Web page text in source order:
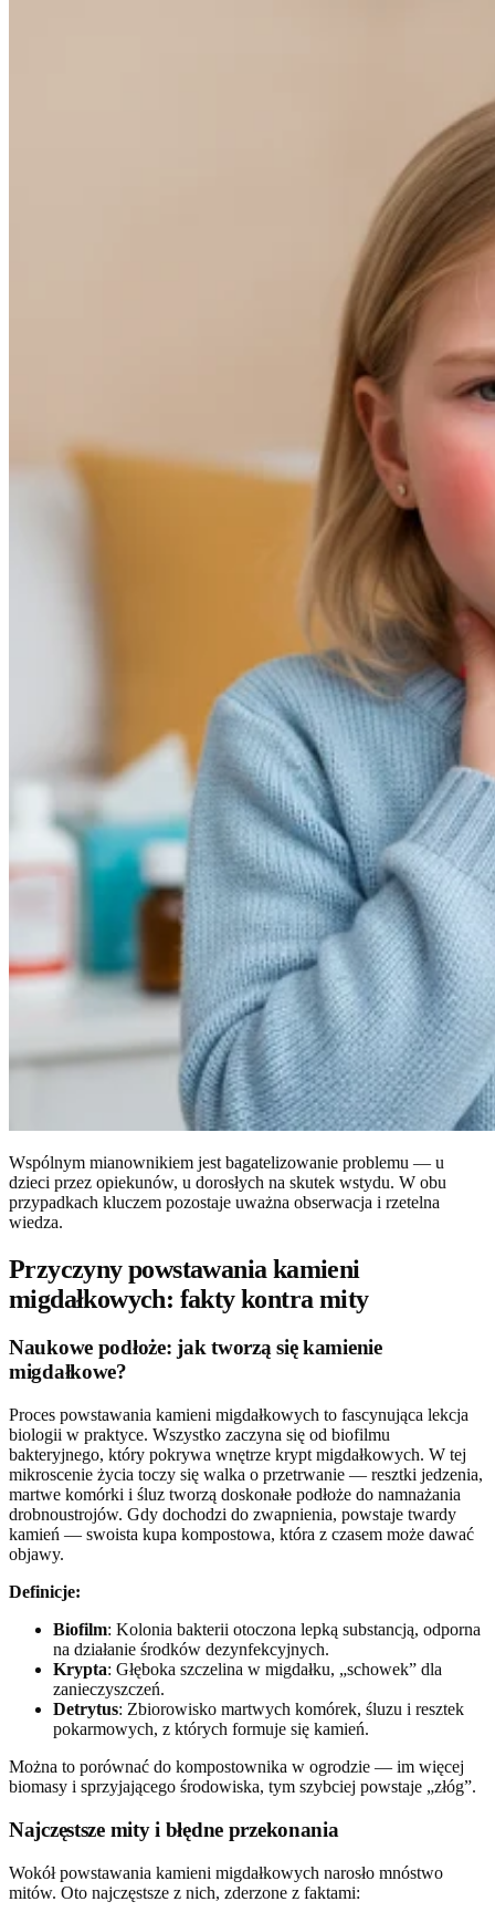
Wspólnym mianownikiem jest bagatelizowanie problemu — u
dzieci przez opiekunów, u dorosłych na skutek wstydu. W obu
przypadkach kluczem pozostaje uważna obserwacja i rzetelna
wiedza.
Przyczyny powstawania kamieni
migdałkowych: fakty kontra mity
Naukowe podłoże: jak tworzą się kamienie
migdałkowe?
Proces powstawania kamieni migdałkowych to fascynująca lekcja
biologii w praktyce. Wszystko zaczyna się od biofilmu
bakteryjnego, który pokrywa wnętrze krypt migdałkowych. W tej
mikroscenie życia toczy się walka o przetrwanie — resztki jedzenia,
martwe komórki i śluz tworzą doskonałe podłoże do namnażania
drobnoustrojów. Gdy dochodzi do zwapnienia, powstaje twardy
kamień — swoista kupa kompostowa, która z czasem może dawać
objawy.
Definicje:
Biofilm: Kolonia bakterii otoczona lepką substancją, odporna
na działanie środków dezynfekcyjnych.
Krypta: Głęboka szczelina w migdałku, „schowek” dla
zanieczyszczeń.
Detrytus: Zbiorowisko martwych komórek, śluzu i resztek
pokarmowych, z których formuje się kamień.
Można to porównać do kompostownika w ogrodzie — im więcej
biomasy i sprzyjającego środowiska, tym szybciej powstaje „złóg”.
Najczęstsze mity i błędne przekonania
Wokół powstawania kamieni migdałkowych narosło mnóstwo
mitów. Oto najczęstsze z nich, zderzone z faktami: